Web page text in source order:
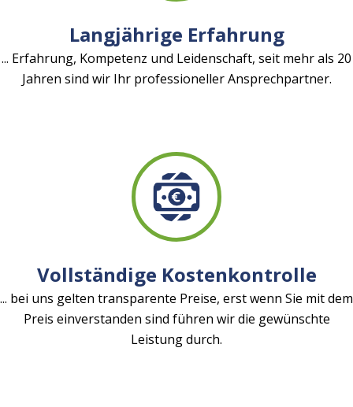
Langjährige Erfahrung
... Erfahrung, Kompetenz und Leidenschaft, seit mehr als 20
Jahren sind wir Ihr professioneller Ansprechpartner.
Vollständige Kostenkontrolle
... bei uns gelten transparente Preise, erst wenn Sie mit dem
Preis einverstanden sind führen wir die gewünschte
Leistung durch.